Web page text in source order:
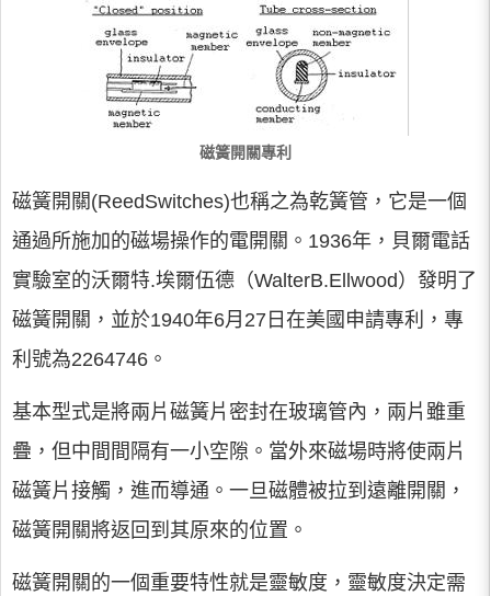
磁簧開關專利
磁簧開關(ReedSwitches)也稱之為乾簧管，它是一個
通過所施加的磁場操作的電開關。1936年，貝爾電話
實驗室的沃爾特.埃爾伍德（WalterB.Ellwood）發明了
磁簧開關，並於1940年6月27日在美國申請專利，專
利號為2264746。
基本型式是將兩片磁簧片密封在玻璃管內，兩片雖重
疊，但中間間隔有一小空隙。當外來磁場時將使兩片
磁簧片接觸，進而導通。一旦磁體被拉到遠離開關，
磁簧開關將返回到其原來的位置。
磁簧開關的一個重要特性就是靈敏度，靈敏度決定需